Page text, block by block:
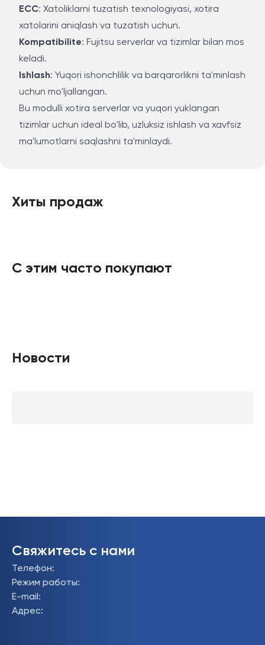
ECC: Xatoliklarni tuzatish texnologiyasi, xotira
xatolarini aniqlash va tuzatish uchun.
Kompatibilite: Fujitsu serverlar va tizimlar bilan mos
keladi.
Ishlash: Yuqori ishonchlilik va barqarorlikni ta'minlash
uchun mo'ljallangan.
Bu modulli xotira serverlar va yuqori yuklangan
tizimlar uchun ideal bo'lib, uzluksiz ishlash va xavfsiz
ma'lumotlarni saqlashni ta'minlaydi.
Хиты продаж
С этим часто покупают
Новости
Свяжитесь с нами
Телефон:
Режим работы:
E-mail :
Адрес: